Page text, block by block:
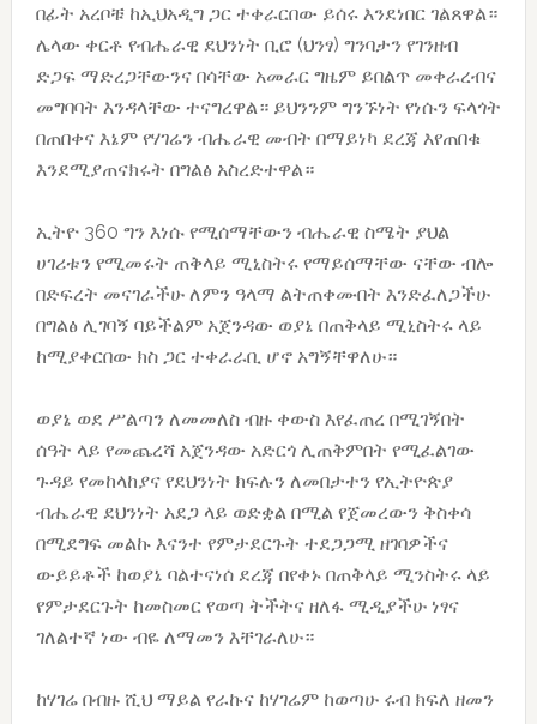
በፊት አረቦቹ ከኢህአዲግ ጋር ተቀራርበው ይሰሩ እንደነበር ገልጸዋል።
ሌላው ቀርቶ የብሔራዊ ደህንነት ቢሮ (ህንፃ) ግንባታን የገንዘብ
ድጋፍ ማድረጋቸውንና በሳቸው አመራር ግዜም ይበልጥ መቀራረብና
መግባባት እንዳላቸው ተናግረዋል። ይህንንም ግንኙነት የነሱን ፍላጎት
በጠበቀና እኔም የሃገሬን ብሔራዊ መብት በማይነካ ደረጃ እየጠበቁ
እንደሚያጠናክሩት በግልፅ አስረድተዋል።
ኢትዮ 360 ግን እነሱ የሚሰማቸውን ብሔራዊ ስሜት ያህል
ሀገሪቱን የሚመሩት ጠቅላይ ሚኒስትሩ የማይሰማቸው ናቸው ብሎ
በድፍረት መናገራችሁ ለምን ዓላማ ልትጠቀሙበት እንድፈለጋችሁ
በግልፅ ሊገባኝ ባይችልም አጀንዳው ወያኔ በጠቅላይ ሚኒስትሩ ላይ
ከሚያቀርበው ክስ ጋር ተቀራራቢ ሆኖ አግኝቸዋለሁ።
ወያኔ ወደ ሥልጣን ለመመለስ ብዙ ቀውስ እየፈጠረ በሚገኝበት
ሰዓት ላይ የመጨረሻ አጀንዳው አድርጎ ሊጠቅምበት የሚፈልገው
ጉዳይ የመከላከያና የደህንነት ክፍሉን ለመበታተን የኢትዮጵያ
ብሔራዊ ደህንነት አደጋ ላይ ወድቋል በሚል የጀመረውን ቅስቀሳ
በሚደግፍ መልኩ እናንተ የምታደርጉት ተደጋጋሚ ዘገባዎችና
ውይይቶች ከወያኔ ባልተናነሰ ደረጃ በየቀኑ በጠቅላይ ሚንስትሩ ላይ
የምታደርጉት ከመስመር የወጣ ትችትና ዘለፋ ሚዲያችሁ ነፃና
ገለልተኛ ነው ብዬ ለማመን እቸገራለሁ።
ከሃገሬ በብዙ ሺህ ማይል የራኩና ከሃገሬም ከወጣሁ ሩብ ክፍለ ዘመን